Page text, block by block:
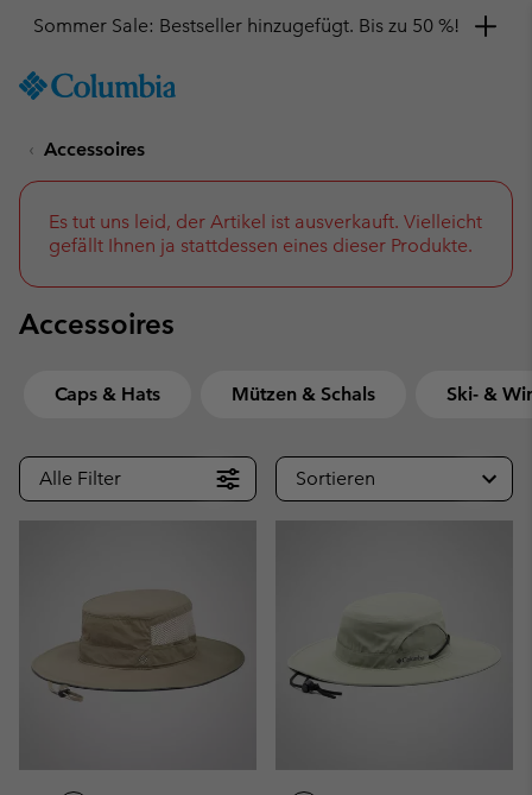
TO
SKIP
NAV
SKIP
TO
Hol dir einen 10 %-Gutschein
Accessoires
Es tut uns leid, der Artikel ist ausverkauft. Vielleicht
gefällt Ihnen ja stattdessen eines dieser Produkte.
Accessoires
Caps & Hats Mützen & Schals Ski- &
Alle Filter Sortieren